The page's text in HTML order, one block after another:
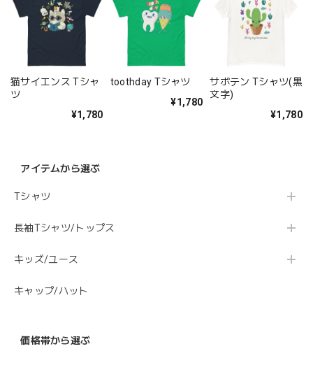
アイテムから選ぶ
Tシャツ
長袖Tシャツ/トップス
キッズ/ユース
キャップ/ハット
価格帯から選ぶ
猫サイエンス Tシャ
ツ
¥1,780
toothday Tシャツ
¥1,780
サボテン Tシャツ(黒
文字)
¥1,780